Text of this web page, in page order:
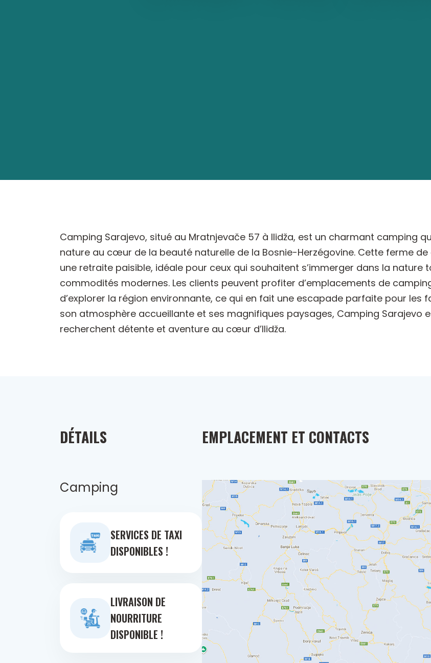
Camping Sarajevo, situé au Mratnjevače 57 à Ilidža, est un charmant camping
nature au cœur de la beauté naturelle de la Bosnie-Herzégovine. Cette ferme
une retraite paisible, idéale pour ceux qui souhaitent s’immerger dans la
commodités modernes. Les clients peuvent profiter d’emplacements de
d’explorer la région environnante, ce qui en fait une escapade parfaite pour les
son atmosphère accueillante et ses magnifiques paysages, Camping Sarajevo
recherchent détente et aventure au cœur d’Ilidža.
DÉTAILS
Camping
SERVICES DE TAXI
DISPONIBLES !
LIVRAISON DE
NOURRITURE
DISPONIBLE !
EMPLACEMENT ET CONTACTS